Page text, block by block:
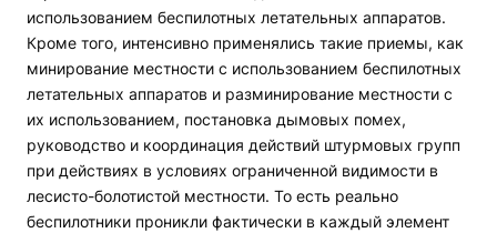
использованием беспилотных летательных аппаратов.
Кроме того, интенсивно применялись такие приемы, как
минирование местности с использованием беспилотных
летательных аппаратов и разминирование местности с
их использованием, постановка дымовых помех,
руководство и координация действий штурмовых групп
при действиях в условиях ограниченной видимости в
лесисто-болотистой местности. То есть реально
беспилотники проникли фактически в каждый элемент